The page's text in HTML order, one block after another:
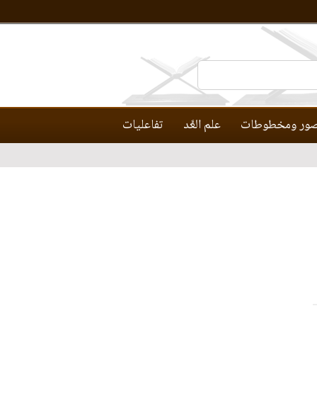
ومخطوطات علم العَّد تفاعليات